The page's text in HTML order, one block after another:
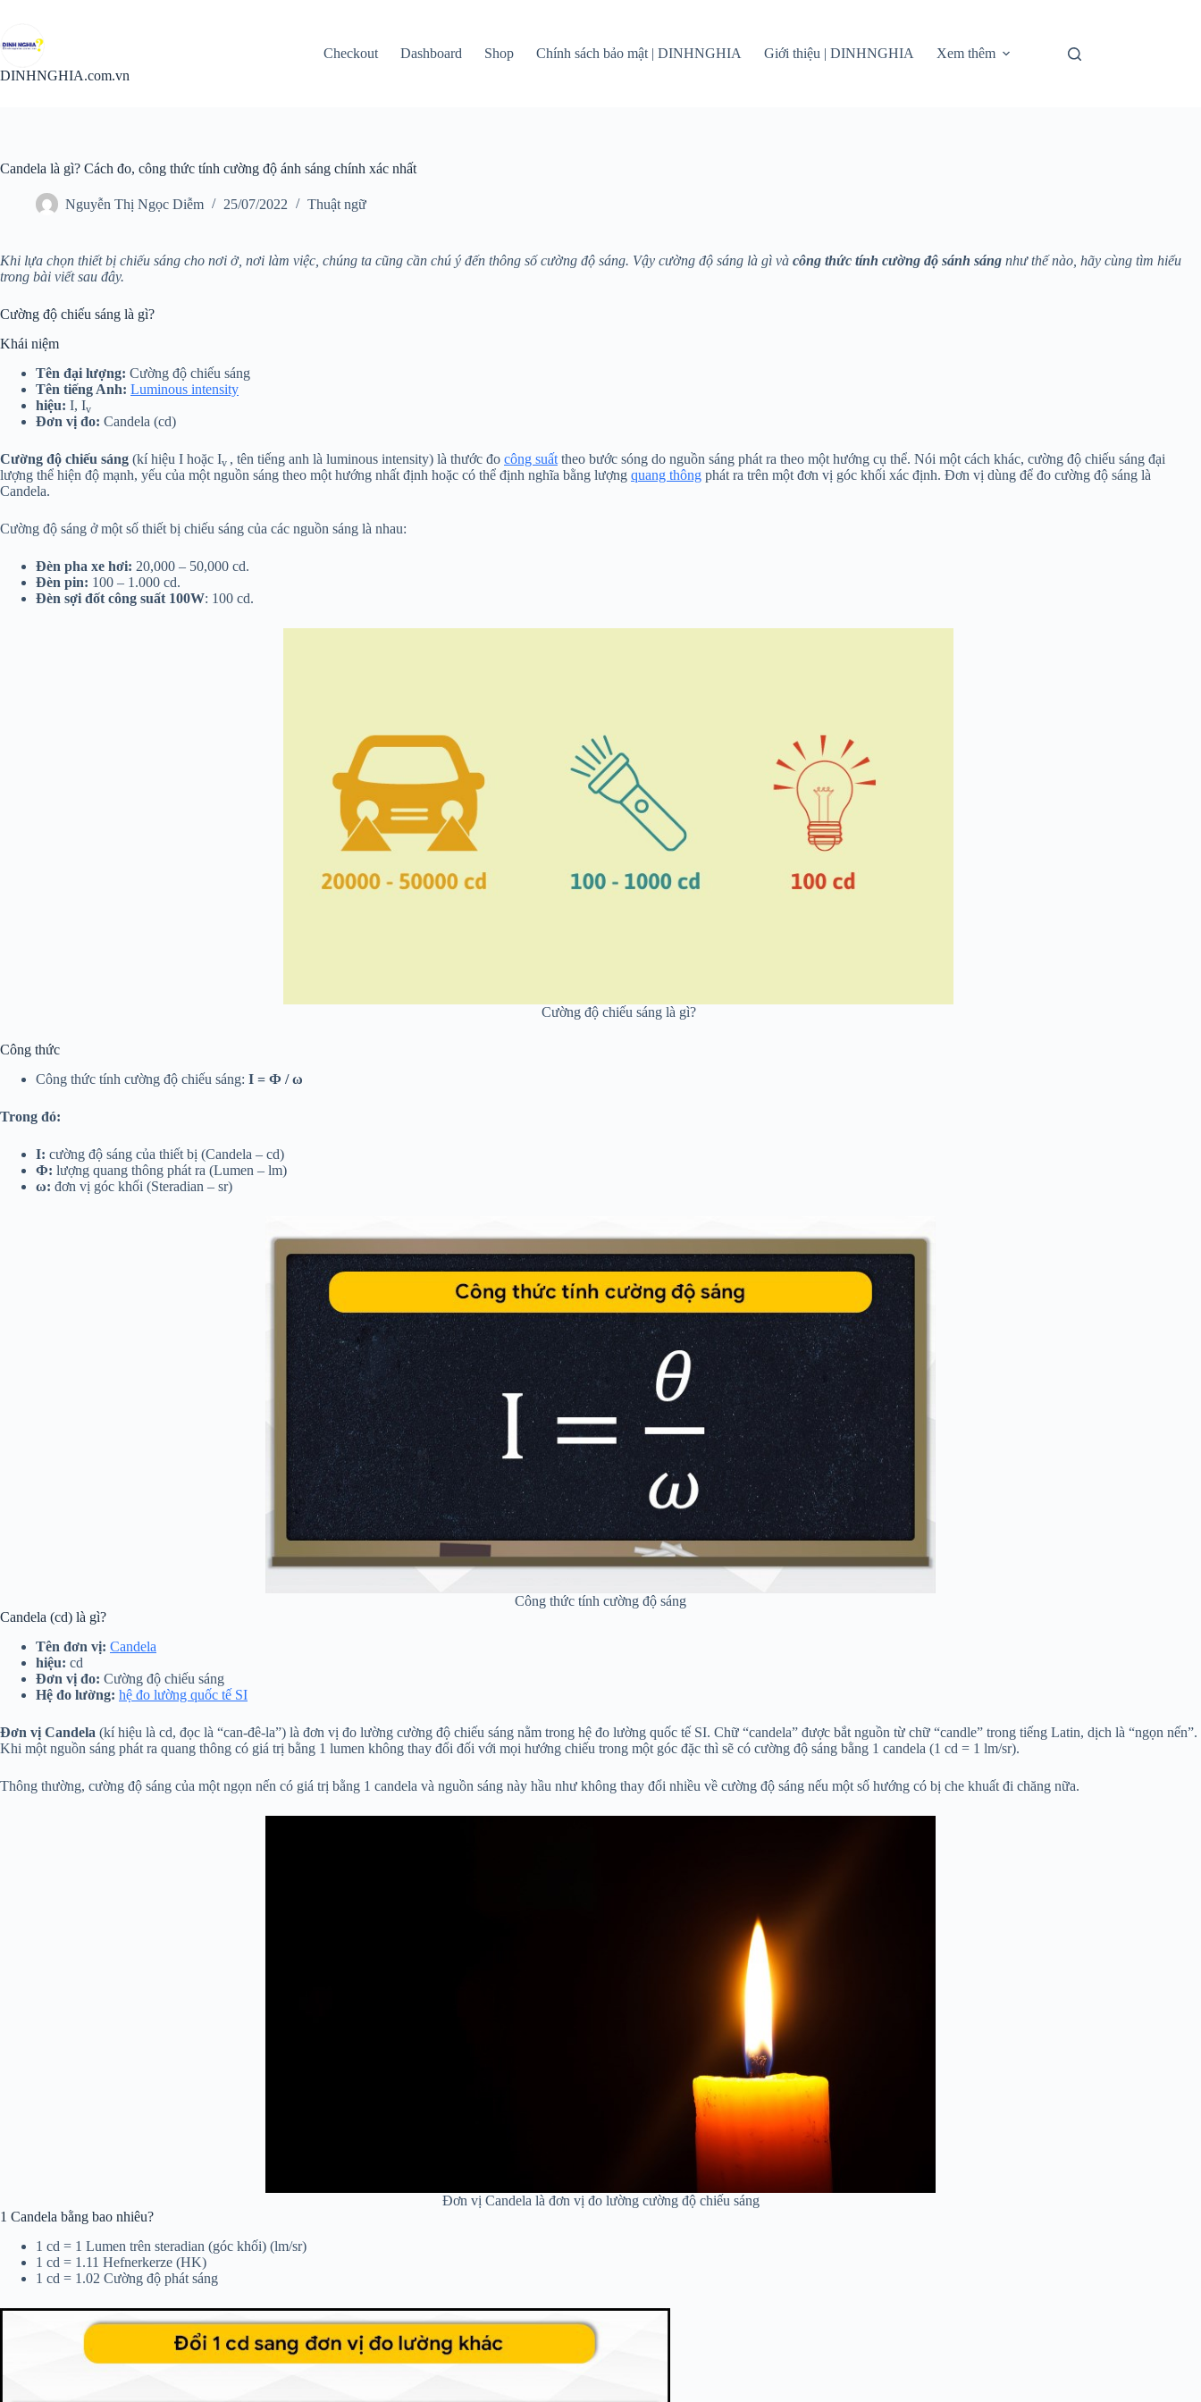
phần
nội
dung
DINHNGHIA.com.vn
Checkout Dashboard Shop Chính sách bảo mật | DINHNGHIA Giới thiệu | DINHNGHIA Xem thêm
Candela là gì? Cách đo, công thức tính cường độ ánh sáng chính xác nhất
Nguyễn Thị Ngọc Diễm 25/07/2022 Thuật ngữ
Khi lựa chọn thiết bị chiếu sáng cho nơi ở, nơi làm việc, chúng ta cũng cần chú ý đến thông số cường độ sáng. Vậy cường độ sáng là gì và công thức tính cường độ sánh sáng như thế nào, hãy cùng tìm hiểu
trong bài viết sau đây.
Cường độ chiếu sáng là gì?
Khái niệm
Tên đại lượng: Cường độ chiếu sáng
Tên tiếng Anh: Luminous intensity
hiệu: I, Iv
Đơn vị đo: Candela (cd)
Cường độ chiếu sáng (kí hiệu I hoặc Iv , tên tiếng anh là luminous intensity) là thước đo công suất theo bước sóng do nguồn sáng phát ra theo một hướng cụ thể. Nói một cách khác, cường độ chiếu sáng đại
lượng thể hiện độ mạnh, yếu của một nguồn sáng theo một hướng nhất định hoặc có thể định nghĩa bằng lượng quang thông phát ra trên một đơn vị góc khối xác định. Đơn vị dùng để đo cường độ sáng là
Candela.
Cường độ sáng ở một số thiết bị chiếu sáng của các nguồn sáng là nhau:
Đèn pha xe hơi: 20,000 – 50,000 cd.
Đèn pin: 100 – 1.000 cd.
Đèn sợi đốt công suất 100W: 100 cd.
Cường độ chiếu sáng là gì?
Công thức
Công thức tính cường độ chiếu sáng: I = Ф / ω
Trong đó:
I: cường độ sáng của thiết bị (Candela – cd)
Ф: lượng quang thông phát ra (Lumen – lm)
ω: đơn vị góc khối (Steradian – sr)
Công thức tính cường độ sáng
Candela (cd) là gì?
Tên đơn vị: Candela
hiệu: cd
Đơn vị đo: Cường độ chiếu sáng
Hệ đo lường: hệ đo lường quốc tế SI
Đơn vị Candela (kí hiệu là cd, đọc là “can-đê-la”) là đơn vị đo lường cường độ chiếu sáng nằm trong hệ đo lường quốc tế SI. Chữ “candela” được bắt nguồn từ chữ “candle” trong tiếng Latin, dịch là “ngọn nến”.
Khi một nguồn sáng phát ra quang thông có giá trị bằng 1 lumen không thay đổi đối với mọi hướng chiếu trong một góc đặc thì sẽ có cường độ sáng bằng 1 candela (1 cd = 1 lm/sr).
Thông thường, cường độ sáng của một ngọn nến có giá trị bằng 1 candela và nguồn sáng này hầu như không thay đổi nhiều về cường độ sáng nếu một số hướng có bị che khuất đi chăng nữa.
Đơn vị Candela là đơn vị đo lường cường độ chiếu sáng
1 Candela bằng bao nhiêu?
1 cd = 1 Lumen trên steradian (góc khối) (lm/sr)
1 cd = 1.11 Hefnerkerze (HK)
1 cd = 1.02 Cường độ phát sáng